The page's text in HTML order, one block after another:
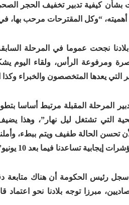
بشأن كيفية تدبير تخفيف الحجر
أهميته، “وكل المقترحات مرحب بها،
نجحت عموما في المرحلة
ومرفوعة الرأس، ولقاء اليوم
التي يعدها المتخصصون والخبراء وكذا
المرحلة المقبلة مرتبط أساسا بتطور
التي تشتغل ليل نهار”، وهذا
لأن تحسن الحالة طفيف ويتم ببطء،
إيجابية تساعدنا فيما بعد 10 يونيو”.
سجل رئيس الحكومة أن هناك متابعة